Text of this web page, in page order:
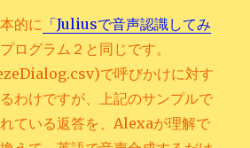
的に 「Juliusで音声認識してみ
ログラム２と同じです。
で呼びかけに対す
わけですが、上記のサンプルで
ている返答を、Alexaが理解で